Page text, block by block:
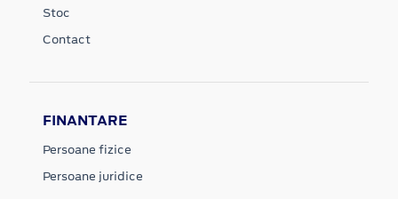
Stoc
Contact
FINANTARE
Persoane fizice
Persoane juridice